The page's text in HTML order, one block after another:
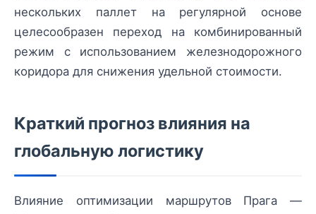
нескольких паллет на регулярной основе
целесообразен переход на комбинированный
режим с использованием железнодорожного
коридора для снижения удельной стоимости.
Краткий прогноз влияния на
глобальную логистику
Влияние оптимизации маршрутов Прага —